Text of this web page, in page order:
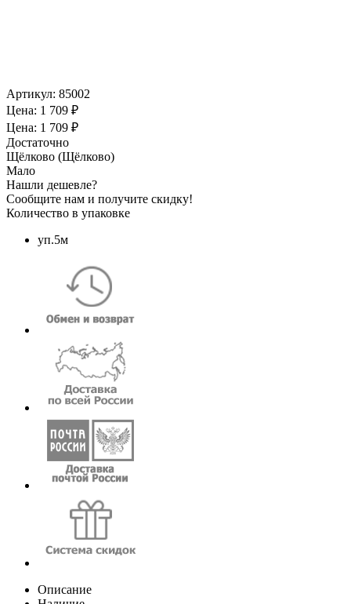
Артикул: 85002
Цена: 1 709 ₽
Цена: 1 709 ₽
Достаточно
Щёлково (Щёлково)
Мало
Нашли дешевле?
Сообщите нам и получите скидку!
Количество в упаковке
уп.5м
Описание